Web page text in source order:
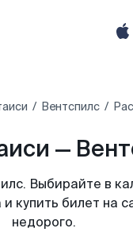
Вентспилс
—
Выбирайте в
купить билет на
недорого.